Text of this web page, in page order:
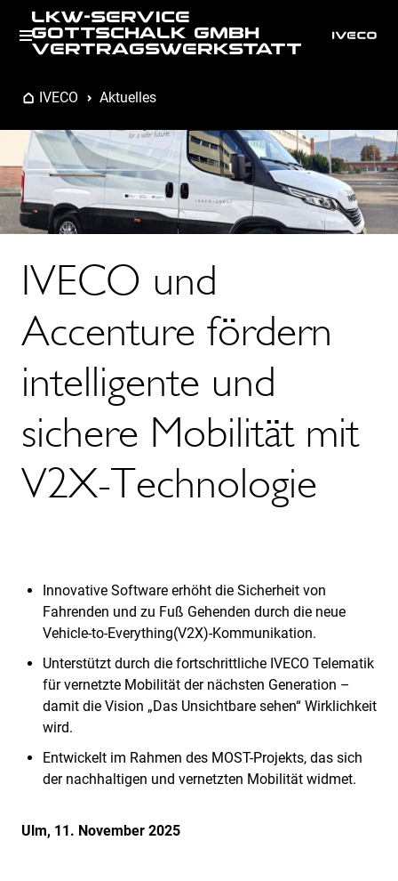
LKW-SERVICE
GOTTSCHALK GMBH
VERTRAGSWERKSTATT
IVECO Aktuelles
IVECO und
Accenture fördern
intelligente und
sichere Mobilität mit
V2X-Technologie
Innovative Software erhöht die Sicherheit von
Fahrenden und zu Fuß Gehenden durch die neue
Vehicle-to-Everything(V2X)-Kommunikation.
Unterstützt durch die fortschrittliche IVECO Telematik
für vernetzte Mobilität der nächsten Generation –
damit die Vision „Das Unsichtbare sehen“ Wirklichkeit
wird.
Entwickelt im Rahmen des MOST-Projekts, das sich
der nachhaltigen und vernetzten Mobilität widmet.
Ulm, 11. November 2025